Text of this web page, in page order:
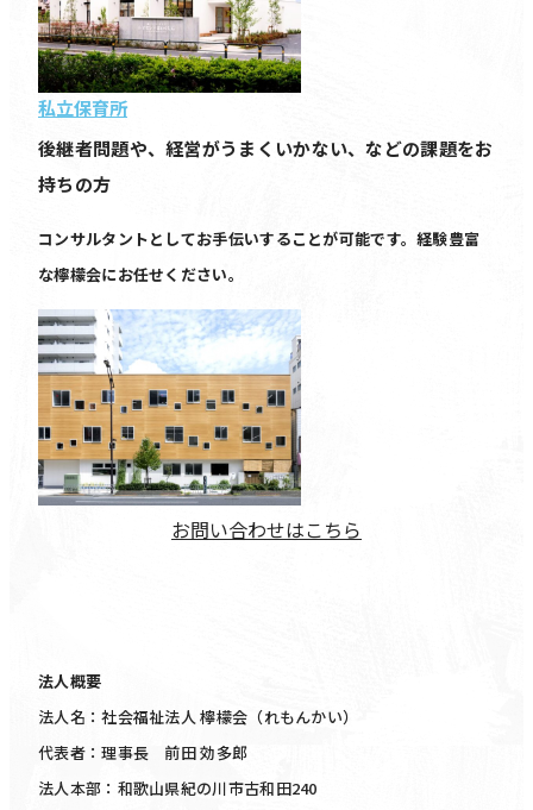
私立保育所
後継者問題や、経営がうまくいかない、などの課題をお
持ちの方
コンサルタントとしてお手伝いすることが可能です。経験豊富
な檸檬会にお任せください。
お問い合わせはこちら
法人概要
法人名：社会福祉法人 檸檬会（れもんかい）
代表者：理事長 前田 効多郎
法人本部：和歌山県紀の川市古和田240